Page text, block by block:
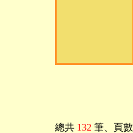
總共 132 筆 、頁數